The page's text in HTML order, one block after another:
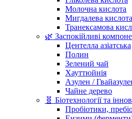
Молочна кислота
Мигдалева кислота
Транексамова
🌿 Заспокійливі
Центелла азіатська
Полин
Зелений чай
Хауттюйнія
Азулен /
Чайне дерево
🧬 Біотехнології та
Пробіотики,